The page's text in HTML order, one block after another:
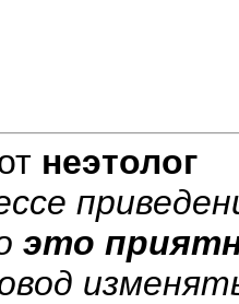
неэтолог
это